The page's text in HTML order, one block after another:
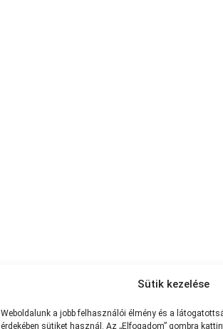
Sütik kezelése
Weboldalunk a jobb felhasználói élmény és a
érdekében sütiket használ. Az „Elfogadom” gombra